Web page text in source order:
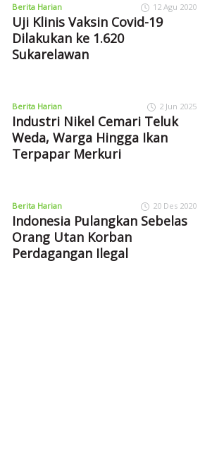
Berita Harian 12 Agu 2020
Uji Klinis Vaksin Covid-19
Dilakukan ke 1.620
Sukarelawan
Berita Harian 2 Jun 2025
Industri Nikel Cemari Teluk
Weda, Warga Hingga Ikan
Terpapar Merkuri
Berita Harian 20 Des 2020
Indonesia Pulangkan Sebelas
Orang Utan Korban
Perdagangan Ilegal